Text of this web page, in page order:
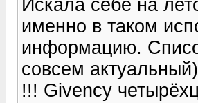
Искала себе на
именно в таком
информацию.
совсем
!!! Givency